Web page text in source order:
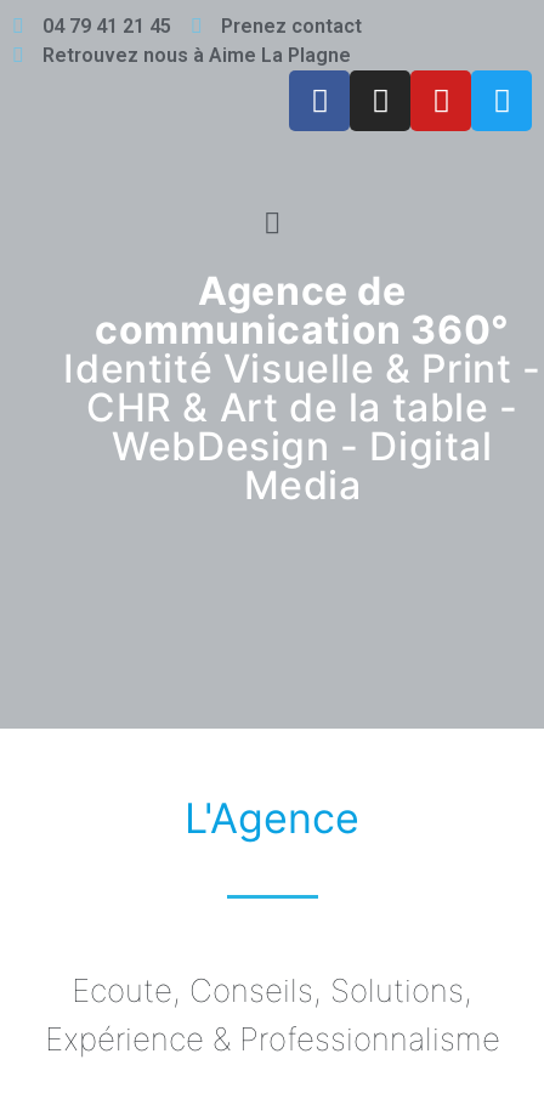
04 79 41 21 45
Prenez contact
Retrouvez nous à Aime La Plagne
Agence de
communication 360°
Identité Visuelle & Print -
CHR & Art de la table -
WebDesign - Digital
Media
L'Agence
Ecoute, Conseils, Solutions,
Expérience & Professionnalisme